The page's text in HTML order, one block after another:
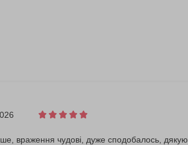
враження чудові, дуже сподобалось, дякую